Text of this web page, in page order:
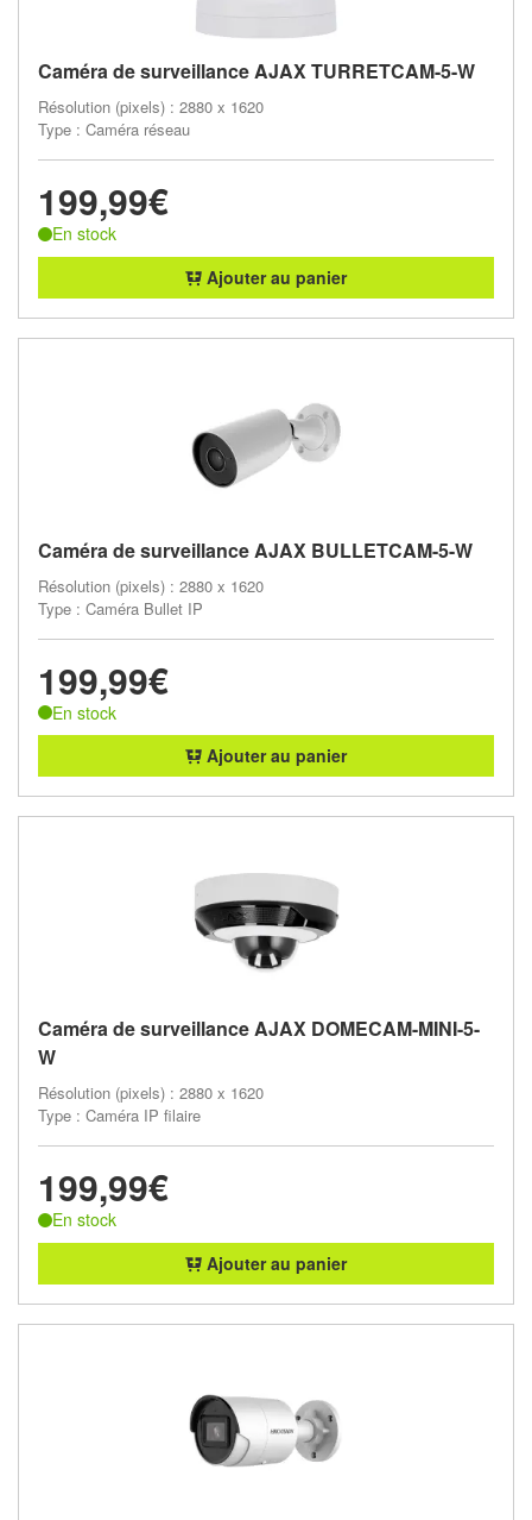
Caméra de surveillance AJAX TURRETCAM-5-W
Résolution (pixels) : 2880 x 1620
Type : Caméra réseau
199,99€
En stock
Ajouter au panier
Caméra de surveillance AJAX BULLETCAM-5-W
Résolution (pixels) : 2880 x 1620
Type : Caméra Bullet IP
199,99€
En stock
Ajouter au panier
Caméra de surveillance AJAX DOMECAM-MINI-5-
W
Résolution (pixels) : 2880 x 1620
Type : Caméra IP filaire
199,99€
En stock
Ajouter au panier